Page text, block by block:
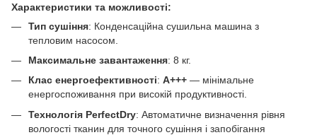
Характеристики та можливості:
Тип сушіння: Конденсаційна сушильна машина з
тепловим насосом.
Максимальне завантаження: 8 кг.
Клас енергоефективності: A+++ — мінімальне
енергоспоживання при високій продуктивності.
Технологія PerfectDry: Автоматичне визначення рівня
вологості тканин для точного сушіння і запобігання